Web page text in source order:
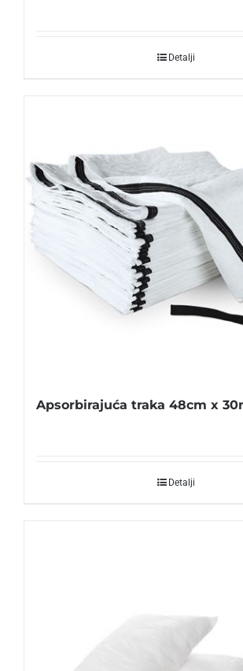
Detalji
Apsorbirajuća traka 48cm x
Detalji